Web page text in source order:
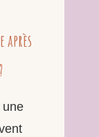
après
une